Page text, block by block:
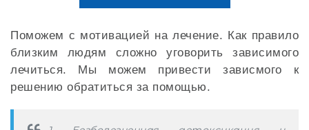
Поможем с мотивацией на лечение. Как правило
близким людям сложно уговорить зависимого
лечиться. Мы можем привести зависмого к
решению обратиться за помощью.